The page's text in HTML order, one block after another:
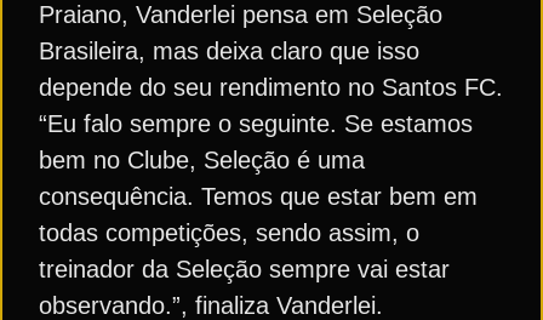
Praiano, Vanderlei pensa em Seleção
Brasileira, mas deixa claro que isso
depende do seu rendimento no Santos FC.
“Eu falo sempre o seguinte. Se estamos
bem no Clube, Seleção é uma
consequência. Temos que estar bem em
todas competições, sendo assim, o
treinador da Seleção sempre vai estar
observando.”, finaliza Vanderlei.